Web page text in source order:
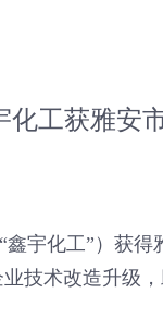
化工获雅安
宇化工”）获
技术改造升级